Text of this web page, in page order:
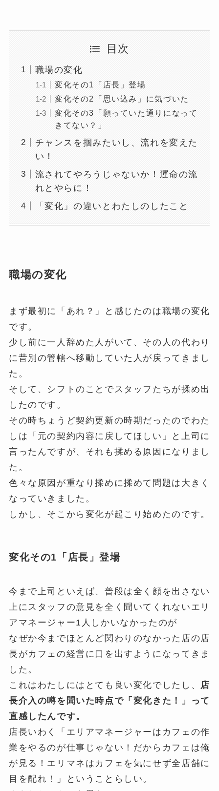
目次
職場の変化
変化その1「店長」登場
変化その2「思い込み」に気づいた
変化その3「願っていた通りになって
きてない？」
チャンスを掴みたいし、流れを変えた
い！
流されてやろうじゃないか！運命の流
れとやらに！
「変化」の違いとわたしのしたこと
職場の変化
まず最初に「あれ？」と感じたのは職場の変化
です。
少し前に一人辞めた人がいて、その人の代わり
に昔別の管轄へ移動していた人が戻ってきまし
た。
そして、シフトのことでスタッフたちが揉め出
したのです。
その時ちょうど契約更新の時期だったのでわた
しは「元の契約内容に戻してほしい」と上司に
言ったんですが、それも揉める原因になりまし
た。
色々な原因が重なり揉めに揉めて問題は大きく
なっていきました。
しかし、そこから変化が起こり始めたのです。
変化その1「店長」登場
今まで上司といえば、普段は全く顔を出さない
上にスタッフの意見を全く聞いてくれないエリ
アマネージャー1人しかいなかったのが
なぜか今までほとんど関わりのなかった店の店
長がカフェの経営に口を出すようになってきま
した。
これはわたしにはとても良い変化でしたし、 店
長介入の噂を聞いた時点で「変化きた！」って
直感したんです。
店長いわく「エリアマネージャーはカフェの作
業をやるのが仕事じゃない！だからカフェは俺
が見る！エリマネはカフェを気にせず全店舗に
目を配れ！」ということらしい。